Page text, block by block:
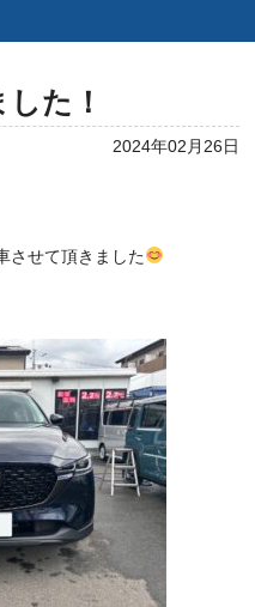
た！
2024年02月26日
させて頂きました